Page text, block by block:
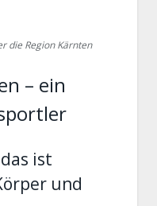
die Region Kärnten
– ein
ist
und